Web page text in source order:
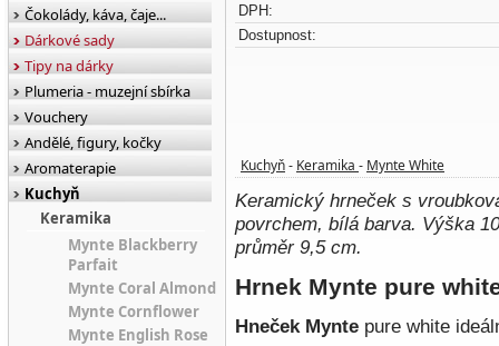
DPH:
Dostupnost:
Kuchyň - Keramika - Mynte White
Keramický hrneček s
povrchem, bílá barva. Výška
průměr 9,5 cm.
Hrnek Mynte pure
Hneček Mynte pure white
Čokolády, káva, čaje...
Dárkové sady
Tipy na dárky
Plumeria - muzejní sbírka
Vouchery
Andělé, figury, kočky
Aromaterapie
Kuchyň
Keramika
Mynte Blackberry
Parfait
Mynte Coral Almond
Mynte Cornflower
Mynte English Rose